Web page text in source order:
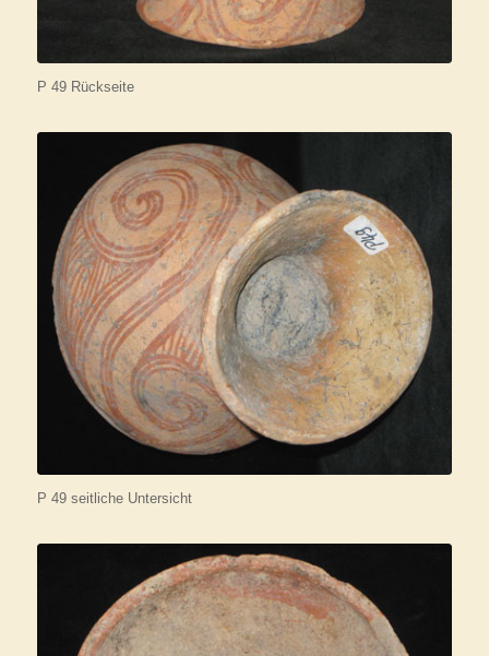
P 49 Rückseite
P 49 seitliche Untersicht